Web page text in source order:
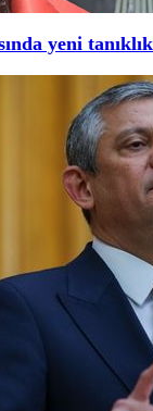
yeni tanıklık